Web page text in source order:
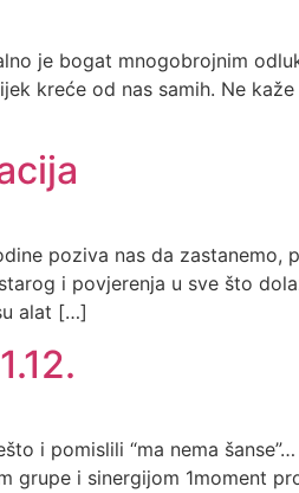
je bogat mnogobrojnim
kreće od nas samih. Ne
poziva nas da zastanemo,
i povjerenja u sve što
alat […]
i pomislili “ma nema
grupe i sinergijom 1moment